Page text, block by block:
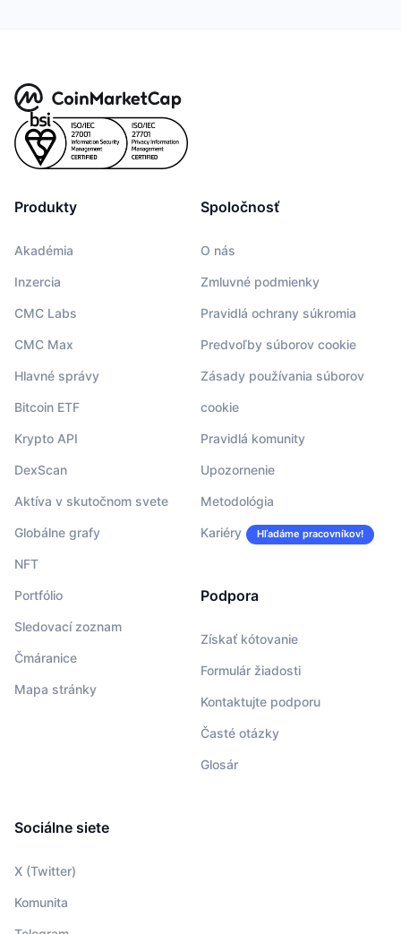
Produkty
Akadémia
Inzercia
CMC Labs
CMC Max
Hlavné správy
Bitcoin ETF
Krypto API
DexScan
Aktíva v skutočnom svete
Globálne grafy
NFT
Portfólio
Sledovací zoznam
Čmáranice
Mapa stránky
Spoločnosť
O nás
Zmluvné podmienky
Pravidlá ochrany súkromia
Predvoľby súborov cookie
Zásady používania súborov
cookie
Pravidlá komunity
Upozornenie
Metodológia
Kariéry Hľadáme pracovníkov!
Podpora
Získať kótovanie
Formulár žiadosti
Kontaktujte podporu
Časté otázky
Glosár
Sociálne siete
X (Twitter)
Komunita